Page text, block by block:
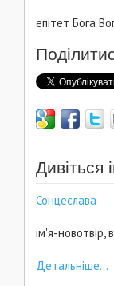
епітет Бога
Дивіться
Сонцеслава
ім'я-новотвір,
Детальніше...